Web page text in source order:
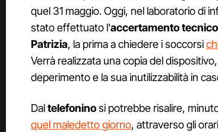
quel 31 maggio. Oggi, nel laboratorio di
stato effettuato l'accertamento tecnico
Patrizia, la prima a chiedere i soccorsi
Verrà realizzata una copia del
deperimento e la sua inutilizzabilità in
Daltelefoninosi potrebbe risalire,
quel maledetto giorno, attraverso gli